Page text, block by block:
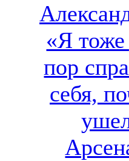
«Я
пор
себя,